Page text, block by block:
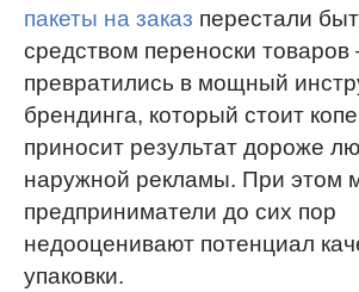
пакеты на заказ перестали
средством переноски
превратились в мощный
брендинга, который стоит
приносит результат дороже
наружной рекламы. При этом
предприниматели до сих пор
недооценивают потенциал
упаковки.